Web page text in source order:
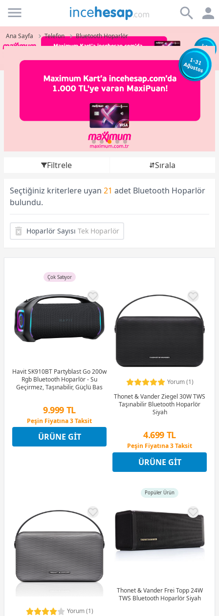
Incehesap
Ana Sayfa Telefon Bluetooth Hoparlör
Filtrele Sırala
Seçtiğiniz kriterlere uyan 21 adet Bluetooth Hoparlör
bulundu.
Hoparlör Sayısı Tek Hoparlör
Çok Satıyor
Havit SK910BT Partyblast Go 200w
Rgb Bluetooth Hoparlör - Su
Geçirmez, Taşınabilir, Güçlü Bas
9.999 TL
Peşin Fiyatına 3 Taksit
4 Ay x 2.777 TL taksitle
Peşin Fiyatına 3 Taksit
ÜRÜNE GIT
Yorum (1)
Thonet & Vander Ziegel 30W TWS
Taşınabilir Bluetooth Hoparlör
Siyah
4.699 TL
Peşin Fiyatına 3 Taksit
4 Ay x 1.305 TL taksitle
Peşin Fiyatına 3 Taksit
ÜRÜNE GIT
Yorum (1)
Popüler Ürün
Thonet & Vander Frei Topp 24W
TWS Bluetooth Hoparlör Siyah